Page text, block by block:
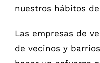
nuestros hábitos
Las empresas de
de vecinos y